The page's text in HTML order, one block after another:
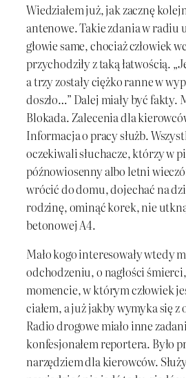
Wiedziałem już, jak zacznę
antenowe. Takie zdania w radiu
głowie same, chociaż człowiek
przychodziły z taką łatwością.
a trzy zostały ciężko ranne w
doszło…” Dalej miały być fakty.
Blokada. Zalecenia dla
Informacja o pracy służb.
oczekiwali słuchacze, którzy w
późnowiosenny albo letni
wrócić do domu, dojechać na
rodzinę, ominąć korek, nie
betonowej A4.
Mało kogo interesowały wtedy
odchodzeniu, o nagłości
momencie, w którym człowiek
ciałem, a już jakby wymyka się z
Radio drogowe miało inne
konfesjonałem reportera. Było
narzędziem dla kierowców.